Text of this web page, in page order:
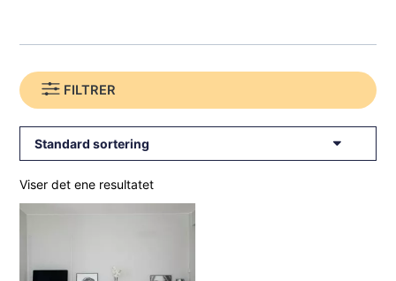
FILTRER
Viser det ene resultatet